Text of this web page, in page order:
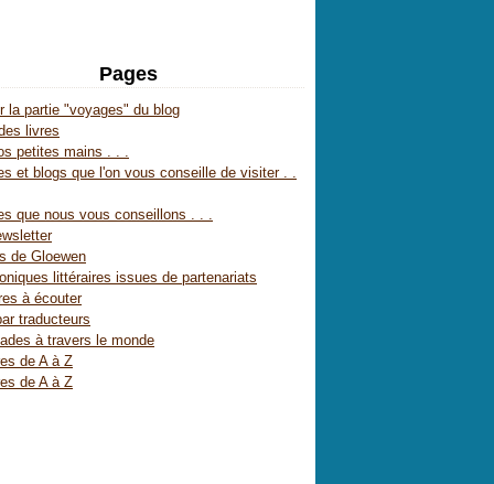
Pages
la partie "voyages" du blog
livres
petites mains . . .
et blogs que l'on vous conseille de visiter . .
que nous vous conseillons . . .
de Gloewen
littéraires issues de partenariats
à écouter
traducteurs
à travers le monde
de A à Z
de A à Z